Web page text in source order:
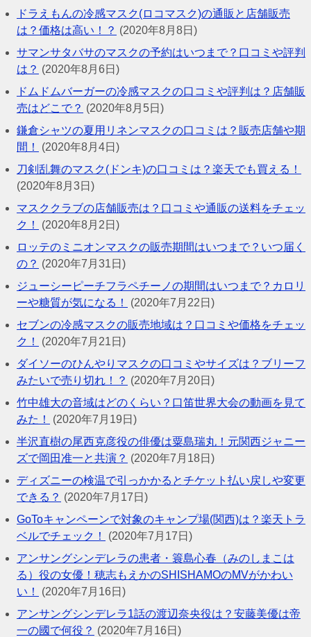
ドラえもんの冷感マスク(ロコマスク)の通販と店舗販売
は？価格は高い！？ (2020年8月8日)
サマンサタバサのマスクの予約はいつまで？口コミや評判
は？ (2020年8月6日)
ドムドムバーガーの冷感マスクの口コミや評判は？店舗販
売はどこで？ (2020年8月5日)
鎌倉シャツの夏用リネンマスクの口コミは？販売店舗や期
間！
(2020年8月4日)
刀剣乱舞のマスク(ドンキ)の口コミは？楽天でも買える！
(2020年8月3日)
マスククラブの店舗販売は？口コミや通販の送料をチェッ
ク！
(2020年8月2日)
ロッテのミニオンマスクの販売期間はいつまで？いつ届く
の？ (2020年7月31日)
ジューシーピーチフラペチーノの期間はいつまで？カロリ
ーや糖質が気になる！
(2020年7月22日)
セブンの冷感マスクの販売地域は？口コミや価格をチェッ
ク！
(2020年7月21日)
ダイソーのひんやりマスクの口コミやサイズは？ブリーフ
みたいで売り切れ！？ (2020年7月20日)
竹中雄大の音域はどのくらい？口笛世界大会の動画を見て
みた！
(2020年7月19日)
半沢直樹の尾西克彦役の俳優は粟島瑞丸！元関西ジャニー
ズで岡田准一と共演？ (2020年7月18日)
ディズニーの検温で引っかかるとチケット払い戻しや変更
できる？ (2020年7月17日)
GoToキャンペーンで対象のキャンプ場(関西)は？楽天トラ
ベルでチェック！
(2020年7月17日)
アンサングシンデレラの患者・簑島心春（みのしまこは
る）役の女優！穂志もえかのSHISHAMOのMVがかわい
い！
(2020年7月16日)
アンサングシンデレラ1話の渡辺奈央役は？安藤美優は帝
一の國で何役？ (2020年7月16日)